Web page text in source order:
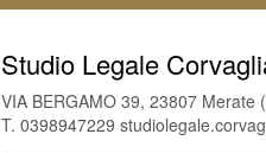
Studio Legale
VIA BERGAMO 39, 23807 Merate
T. 0398947229